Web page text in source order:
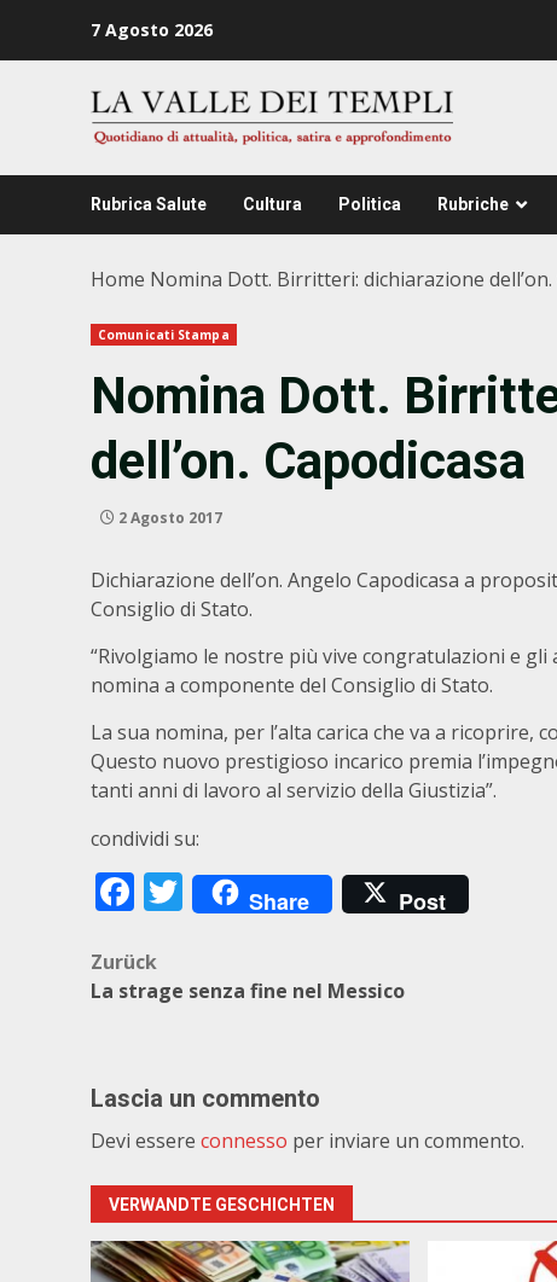
7 Agosto 2026
Rubrica Salute Cultura Politica Rubriche
Home Nomina Dott. Birritteri: dichiarazione dell’on.
Comunicati Stampa
Nomina Dott.
dell’on. Capodicasa
2 Agosto 2017
Dichiarazione dell’on. Angelo Capodicasa a
Consiglio di Stato.
“Rivolgiamo le nostre più vive congratulazioni e
nomina a componente del Consiglio di Stato.
La sua nomina, per l’alta carica che va a
Questo nuovo prestigioso incarico premia
tanti anni di lavoro al servizio della Giustizia”.
condividi su:
Facebook
Twitter
Share Post
Beitragsnavigation
Zurück
La strage senza fine nel Messico
Lascia un commento
Devi essere connesso per inviare un commento.
VERWANDTE GESCHICHTEN